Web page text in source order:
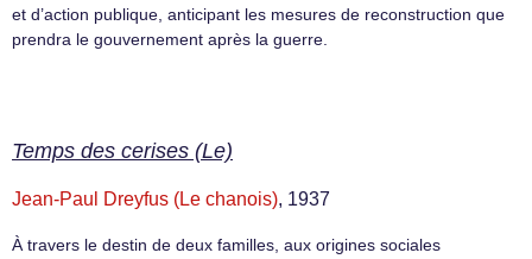
et d’action publique, anticipant les mesures de reconstruction que
prendra le gouvernement après la guerre.
Temps des cerises (Le)
Jean-Paul Dreyfus (Le chanois), 1937
À travers le destin de deux familles, aux origines sociales